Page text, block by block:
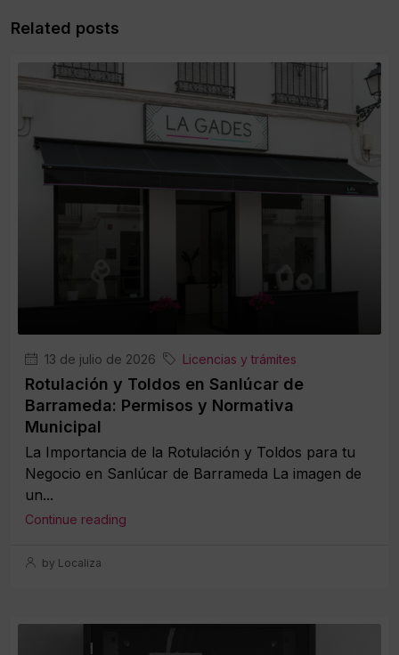
Related posts
13 de julio de 2026 Licencias y trámites
Rotulación y Toldos en Sanlúcar de
Barrameda: Permisos y Normativa
Municipal
La Importancia de la Rotulación y Toldos para tu
Negocio en Sanlúcar de Barrameda La imagen de
un...
Continue reading
by Localiza